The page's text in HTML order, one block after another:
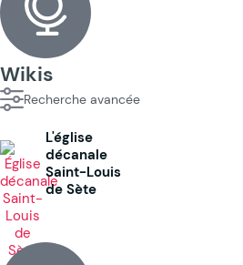
Wikis
Recherche avancée
L'église
décanale
Saint-Louis
de Sète